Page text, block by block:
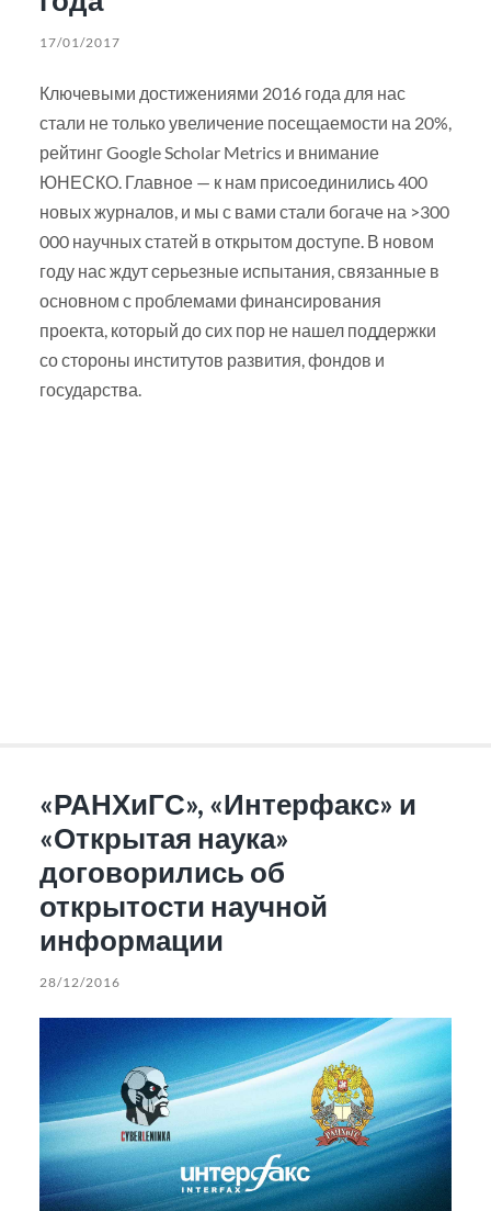
17/01/2017
Ключевыми достижениями 2016 года для нас
стали не только увеличение посещаемости на 20%,
рейтинг Google Scholar Metrics и внимание
ЮНЕСКО. Главное — к нам присоединились 400
новых журналов, и мы с вами стали богаче на >300
000 научных статей в открытом доступе. В новом
году нас ждут серьезные испытания, связанные в
основном с проблемами финансирования
проекта, который до сих пор не нашел поддержки
со стороны институтов развития, фондов и
государства.
«РАНХиГС», «Интерфакс» и
«Открытая наука»
договорились об
открытости научной
информации
28/12/2016